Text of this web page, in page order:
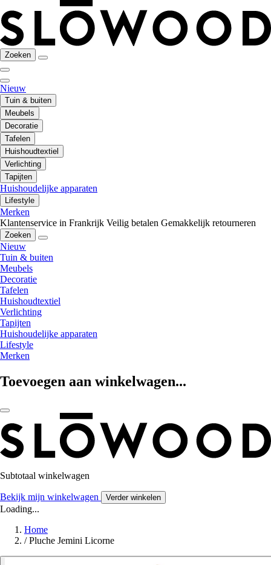
Zoeken
Nieuw
Tuin & buiten
Meubels
Decoratie
Tafelen
Huishoudtextiel
Verlichting
Tapijten
Huishoudelijke apparaten
Lifestyle
Merken
Klantenservice in Frankrijk Veilig betalen Gemakkelijk retourneren
Zoeken
Nieuw
Tuin & buiten
Meubels
Decoratie
Tafelen
Huishoudtextiel
Verlichting
Tapijten
Huishoudelijke apparaten
Lifestyle
Merken
Toevoegen aan winkelwagen...
Subtotaal winkelwagen
Bekijk mijn winkelwagen Verder winkelen
Loading...
Home
/ Pluche Jemini Licorne